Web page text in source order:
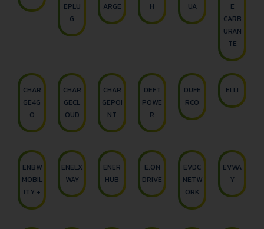
EPLU
G
ARGE
H
UA
E
CARB
URAN
TE
CHAR
GE4G
O
CHAR
GECL
OUD
CHAR
GEPOI
NT
DEFT
POWE
R
DUFE
RCO
ELLI
ENBW
MOBIL
ITY +
ENELX
WAY
ENER
HUB
E.ON
DRIVE
EVDC
NETW
ORK
EVWA
Y